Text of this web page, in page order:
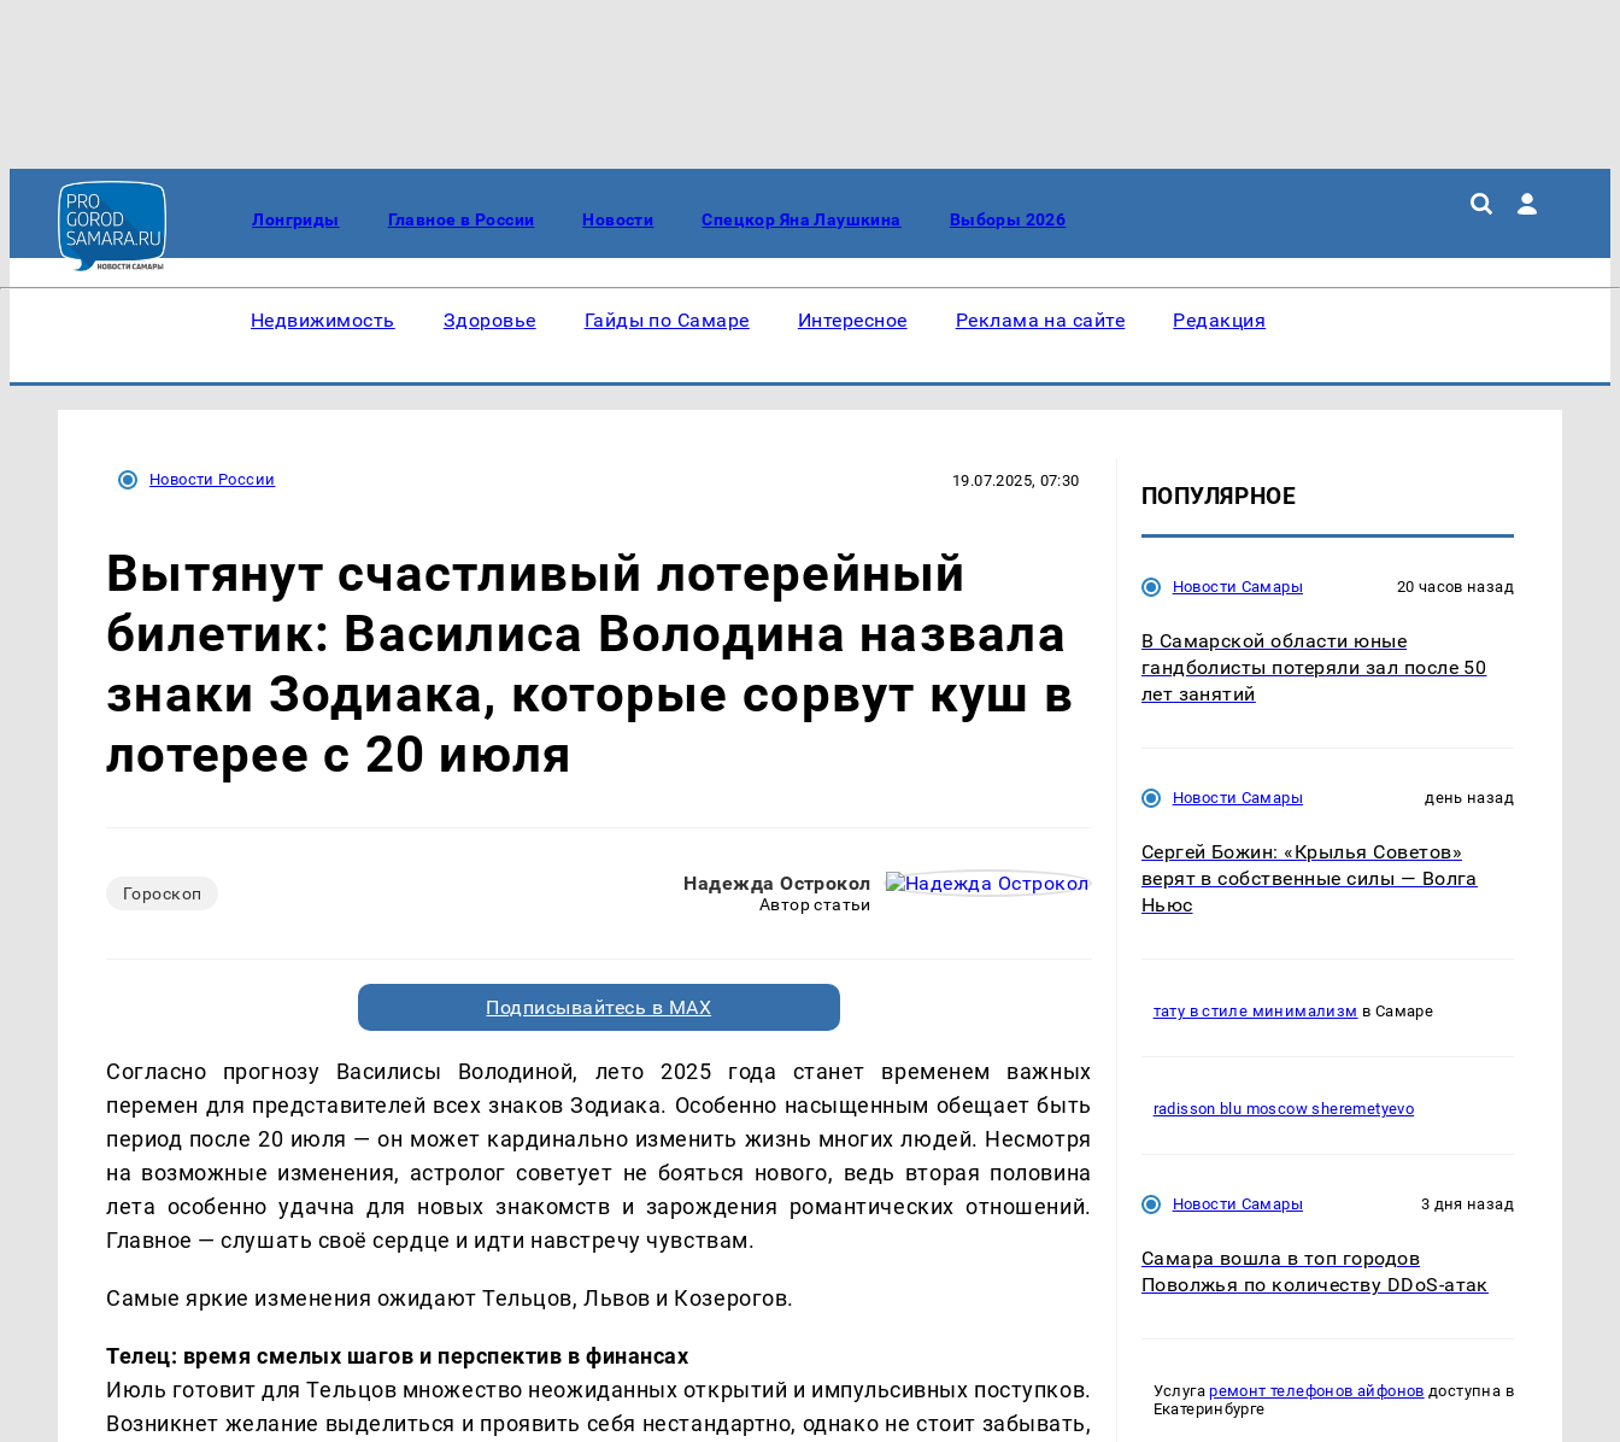
Лонгриды Главное в России Новости Спецкор Яна Лаушкина Выборы 2026
Недвижимость Здоровье Гайды по Самаре Интересное Реклама на сайте Редакция
Новости России 19.07.2025, 07:30
Вытянут счастливый лотерейный
билетик: Василиса Володина назвала
знаки Зодиака, которые сорвут куш в
лотерее с 20 июля
Гороскоп Надежда Острокол
Автор статьи
Подписывайтесь в MAX
Согласно прогнозу Василисы Володиной, лето 2025 года станет временем важных
перемен для представителей всех знаков Зодиака. Особенно насыщенным обещает быть
период после 20 июля — он может кардинально изменить жизнь многих людей. Несмотря
на возможные изменения, астролог советует не бояться нового, ведь вторая половина
лета особенно удачна для новых знакомств и зарождения романтических отношений.
Главное — слушать своё сердце и идти навстречу чувствам.
Самые яркие изменения ожидают Тельцов, Львов и Козерогов.
Телец: время смелых шагов и перспектив в финансах
Июль готовит для Тельцов множество неожиданных открытий и импульсивных поступков.
Возникнет желание выделиться и проявить себя нестандартно, однако не стоит забывать,
ПОПУЛЯРНОЕ
Новости Самары 20 часов назад
В Самарской области юные
гандболисты потеряли зал после 50
лет занятий
Новости Самары день назад
Сергей Божин: «Крылья Советов»
верят в собственные силы — Волга
Ньюс
тату в стиле минимализм в Самаре
radisson blu moscow sheremetyevo
Новости Самары 3 дня назад
Самара вошла в топ городов
Поволжья по количеству DDoS-атак
Услугаремонт телефонов айфонов доступна в
Екатеринбурге